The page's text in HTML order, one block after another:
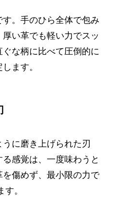
。手のひら全体で包み
い革でも軽い力でスッ
な柄に比べて圧倒的に
ます。
に磨き上げられた刃
感覚は、一度味わうと
傷めず、最小限の力で
。